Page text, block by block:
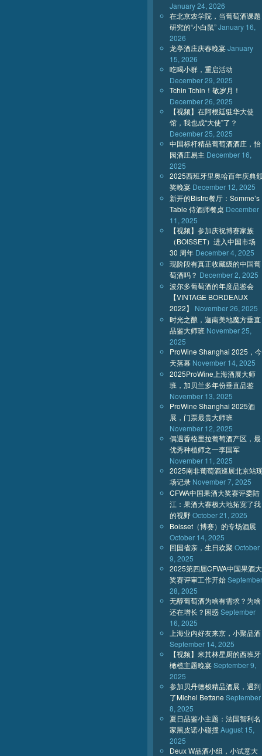
January 24, 2026
在北京农学院，当葡萄酒课题
研究的“小白鼠”January 16,
2026
龙亭酒庄庆春晚宴January
15, 2026
吃喝小群，重启活动
December 29, 2025
Tchin Tchin！敬岁月！
December 26, 2025
【视频】在阿根廷驻华大使
馆，我也成“大使”了？
December 25, 2025
中国标杆精品葡萄酒酒庄，怡
园酒庄易主 December 16,
2025
2025西班牙里奥哈百年庆典
奖晚宴 December 12, 2025
新开的Bistro餐厅：Somme’s
Table 侍酒师餐桌 December
11, 2025
【视频】参加庆祝博赛家族
（BOISSET）进入中国市场
30 周年 December 4, 2025
现阶段有真正收藏级的中国葡
萄酒吗？ December 2, 2025
波尔多葡萄酒的年度品鉴会
【VINTAGE BORDEAUX
2022】
November 26, 2025
时光之酿，迦南美地魔方垂直
品鉴大师班 November 25,
2025
ProWine Shanghai 2025，今
天落幕 November 14, 2025
2025ProWine上海酒展大师
班，加贝兰多年份垂直品鉴
November 13, 2025
ProWine Shanghai 2025酒
展，门票最贵大师班
November 12, 2025
偶遇香格里拉葡萄酒产区，最
优秀种植师之一李国军
November 11, 2025
2025南非葡萄酒巡展北京站
场记录 November 7, 2025
CFWA中国果酒大奖赛评委陆
江：果酒大赛极大地拓宽了我
的视野October 21, 2025
Boisset（博赛）的专场酒展
October 14, 2025
回国省亲，生日欢聚 October
9, 2025
2025第四届CFWA中国果酒大
奖赛评审工作开始September
28, 2025
无醇葡萄酒为啥有需求？为啥
还在增长？困惑September
16, 2025
上海业内好友来京，小聚品酒
September 14, 2025
【视频】米其林星厨的西班牙
橄榄主题晚宴September 9,
2025
参加贝丹德梭精品酒展，遇到
了Michel Bettane September
8, 2025
夏日品鉴小主题：法国智利名
家黑皮诺小碰撞August 15,
2025
Deux W品酒小组，小试意大